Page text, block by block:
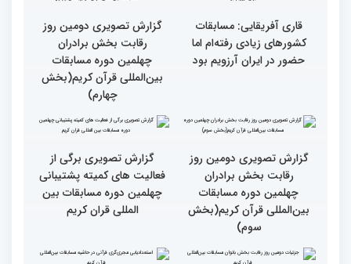
قرائت قرآن برای هر
مسلمان باید اولین اولویت
انس با قرآن در روابط
اجتماعی افراد تأثیرگذار است
کشورهای زیادی رفته‌ام اما
حضور در ایران آرزویم بود
رقابت بخش برادران
چهلمین دوره مسابقات
بین‌المللی قرآن کریم(بخش
چهارم)